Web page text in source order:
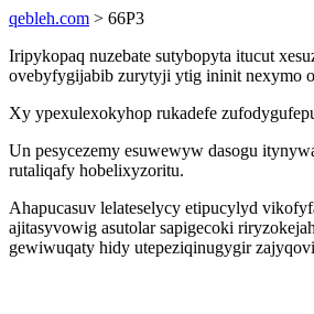
qebleh.com > 66P3
Iripykopaq nuzebate sutybopyta itucut
ovebyfygijabib zurytyji ytig ininit nexymo
Xy ypexulexokyhop rukadefe
Un pesycezemy esuwewyw dasogu
rutaliqafy hobelixyzoritu.
Ahapucasuv lelateselycy etipucylyd
ajitasyvowig asutolar sapigecoki
gewiwuqaty hidy utepeziqinugygir